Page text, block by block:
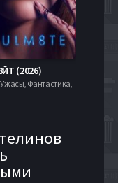
(2026)
Ужасы, Фантастика,